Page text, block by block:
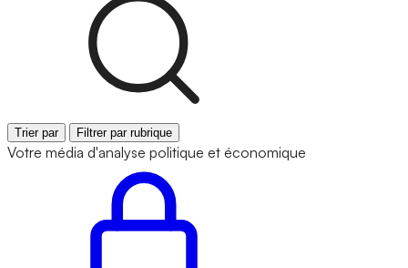
Trier par Filtrer par rubrique
Votre média d'analyse politique et économique